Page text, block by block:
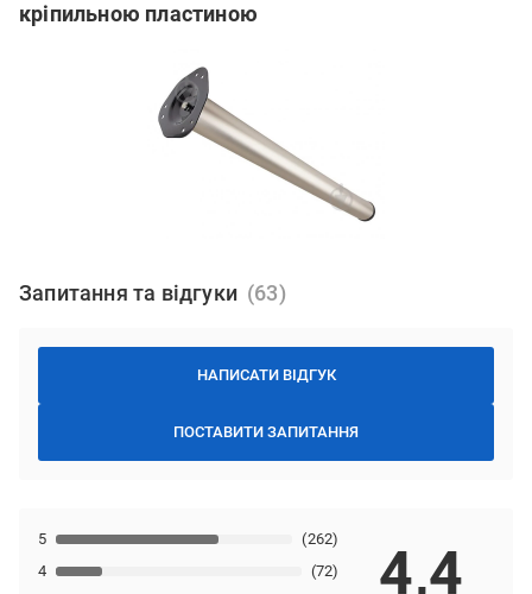
кріпильною пластиною
Запитання та відгуки
НАПИСАТИ ВІДГУК
ПОСТАВИТИ ЗАПИТАННЯ
4 (72)
5 (262)
4,4